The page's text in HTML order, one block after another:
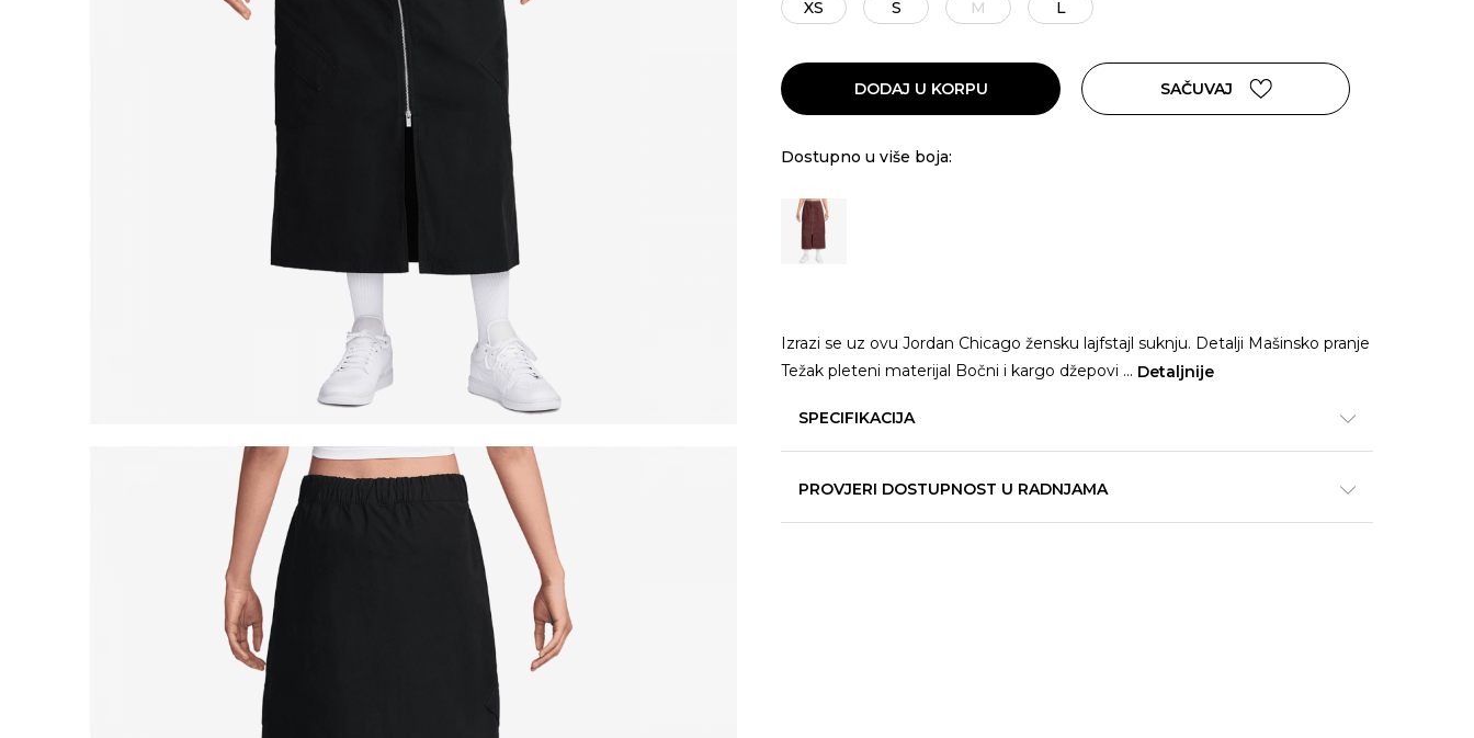
XS
S M L
DODAJ U KORPU SAČUVAJ
Dostupno u više boja:
Izrazi se uz ovu Jordan Chicago žensku lajfstajl suknju. Detalji Mašinsko pranje
Težak pleteni materijal Bočni i kargo džepovi ... Detaljnije
SPECIFIKACIJA
PROVJERI DOSTUPNOST U RADNJAMA